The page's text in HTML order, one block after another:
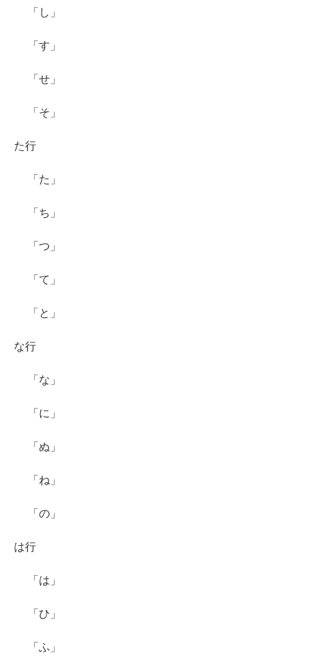
「し」
「す」
「せ」
「そ」
た行
「た」
「ち」
「つ」
「て」
「と」
な行
「な」
「に」
「ぬ」
「ね」
「の」
は行
「は」
「ひ」
「ふ」